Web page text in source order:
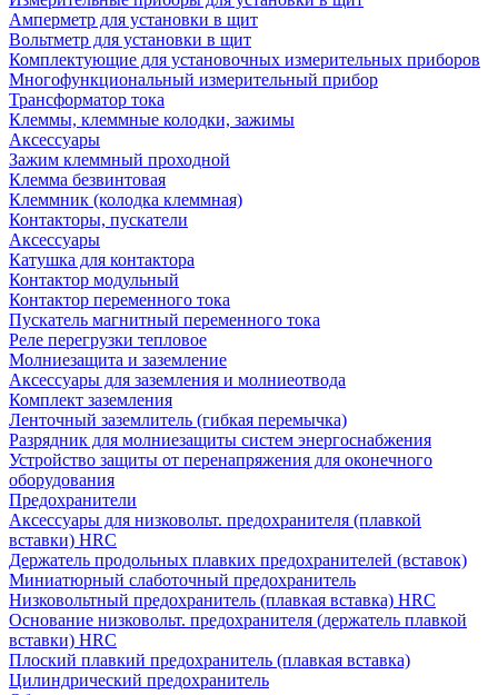
Амперметр для установки в щит
Вольтметр для установки в щит
Комплектующие для установочных измерительных приборов
Многофункциональный измерительный прибор
Трансформатор тока
Клеммы, клеммные колодки, зажимы
Аксессуары
Зажим клеммный проходной
Клемма безвинтовая
Клеммник (колодка клеммная)
Контакторы, пускатели
Аксессуары
Катушка для контактора
Контактор модульный
Контактор переменного тока
Пускатель магнитный переменного тока
Реле перегрузки тепловое
Молниезащита и заземление
Аксессуары для заземления и молниеотвода
Комплект заземления
Ленточный заземлитель (гибкая перемычка)
Разрядник для молниезащиты систем энергоснабжения
Устройство защиты от перенапряжения для оконечного
оборудования
Предохранители
Аксессуары для низковольт. предохранителя (плавкой
вставки) HRC
Держатель продольных плавких предохранителей (вставок)
Миниатюрный слаботочный предохранитель
Низковольтный предохранитель (плавкая вставка) HRC
Основание низковольт. предохранителя (держатель плавкой
вставки) HRC
Плоский плавкий предохранитель (плавкая вставка)
Цилиндрический предохранитель